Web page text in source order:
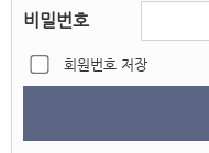
비밀번호
회원번호 저장